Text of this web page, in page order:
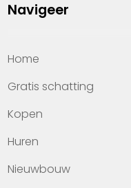
Navigeer
Home
Gratis schatting
Kopen
Huren
Nieuwbouw